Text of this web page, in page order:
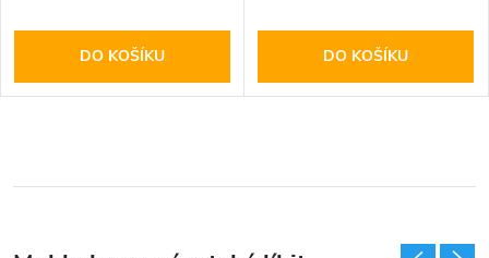
DO KOŠÍKU DO KOŠÍKU